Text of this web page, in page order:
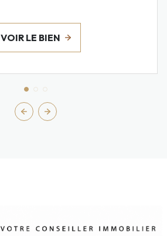
VOIR LE BIEN